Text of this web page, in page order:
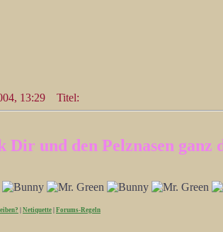
13:29 Titel:
Dir und den Pelznasen ganz
Netiquette Forums-Regeln